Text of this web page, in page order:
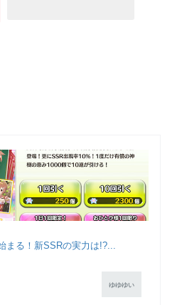
まる！新SSRの実力は!?...
ゆゆゆい